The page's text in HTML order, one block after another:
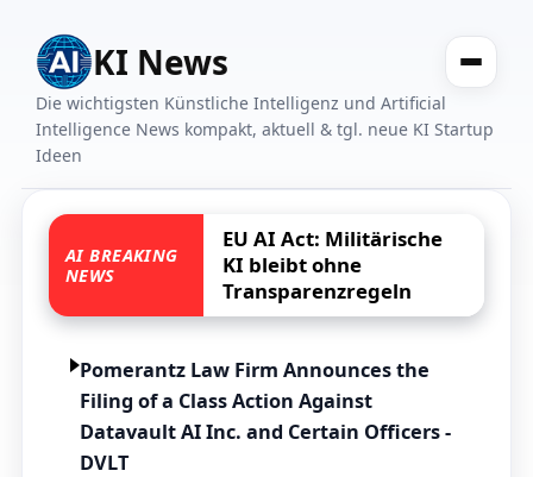
KI News
Die wichtigsten Künstliche Intelligenz und Artificial
Intelligence News kompakt, aktuell & tgl. neue KI Startup
Ideen
AI BREAKING
NEWS
EU AI Act: Militärische
KI bleibt ohne
Transparenzregeln
Pomerantz Law Firm Announces the
Filing of a Class Action Against
Datavault AI Inc. and Certain Officers -
DVLT